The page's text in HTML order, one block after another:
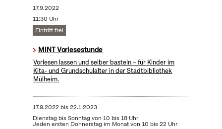
17.9.2022
11:30 Uhr
Eintritt frei
MINT Vorlesestunde
Vorlesen lassen und selber basteln – für Kinder im
Kita- und Grundschulalter in der Stadtbibliothek
Mülheim.
17.9.2022bis22.1.2023
Dienstag bis Sonntag von 10 bis 18 Uhr
Jeden ersten Donnerstag im Monat von 10 bis 22 Uhr